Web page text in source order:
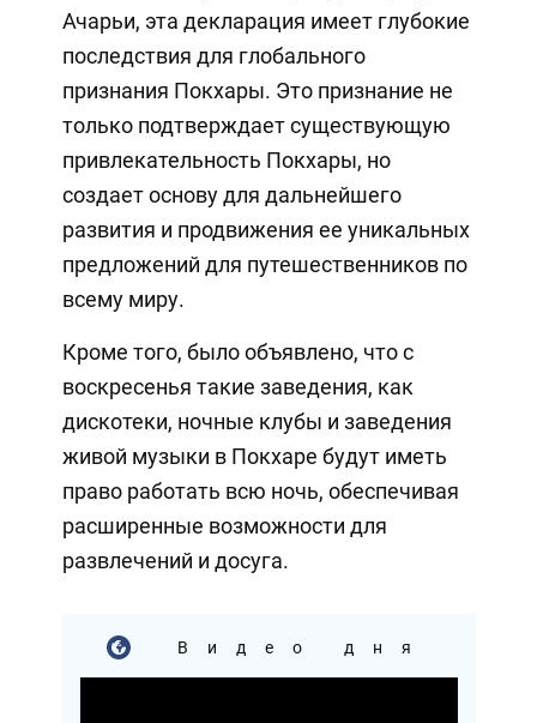
Ачарьи, эта декларация имеет глубокие
последствия для глобального
признания Покхары. Это признание не
только подтверждает существующую
привлекательность Покхары, но
создает основу для дальнейшего
развития и продвижения ее уникальных
предложений для путешественников по
всему миру.
Кроме того, было объявлено, что с
воскресенья такие заведения, как
дискотеки, ночные клубы и заведения
живой музыки в Покхаре будут иметь
право работать всю ночь, обеспечивая
расширенные возможности для
развлечений и досуга.
Видео дня